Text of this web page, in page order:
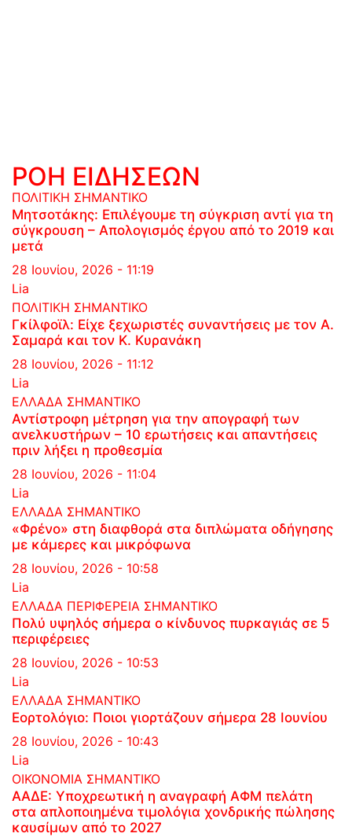
ΡΟΗ ΕΙΔΗΣΕΩΝ
ΠΟΛΙΤΙΚΗ ΣΗΜΑΝΤΙΚΟ
Μητσοτάκης: Επιλέγουμε τη σύγκριση αντί για τη
σύγκρουση – Απολογισμός έργου από το 2019 και
μετά
28 Ιουνίου, 2026 - 11:19
Lia
ΠΟΛΙΤΙΚΗ ΣΗΜΑΝΤΙΚΟ
Γκίλφοϊλ: Είχε ξεχωριστές συναντήσεις με τον Α.
Σαμαρά και τον Κ. Κυρανάκη
28 Ιουνίου, 2026 - 11:12
Lia
ΕΛΛΑΔΑ ΣΗΜΑΝΤΙΚΟ
Αντίστροφη μέτρηση για την απογραφή των
ανελκυστήρων – 10 ερωτήσεις και απαντήσεις
πριν λήξει η προθεσμία
28 Ιουνίου, 2026 - 11:04
Lia
ΕΛΛΑΔΑ ΣΗΜΑΝΤΙΚΟ
«Φρένο» στη διαφθορά στα διπλώματα οδήγησης
με κάμερες και μικρόφωνα
28 Ιουνίου, 2026 - 10:58
Lia
ΕΛΛΑΔΑ ΠΕΡΙΦΕΡΕΙΑ ΣΗΜΑΝΤΙΚΟ
Πολύ υψηλός σήμερα ο κίνδυνος πυρκαγιάς σε 5
περιφέρειες
28 Ιουνίου, 2026 - 10:53
Lia
ΕΛΛΑΔΑ ΣΗΜΑΝΤΙΚΟ
Εορτολόγιο: Ποιοι γιορτάζουν σήμερα 28 Ιουνίου
28 Ιουνίου, 2026 - 10:43
Lia
ΟΙΚΟΝΟΜΙΑ ΣΗΜΑΝΤΙΚΟ
ΑΑΔΕ: Υποχρεωτική η αναγραφή ΑΦΜ πελάτη
στα απλοποιημένα τιμολόγια χονδρικής πώλησης
καυσίμων από το 2027